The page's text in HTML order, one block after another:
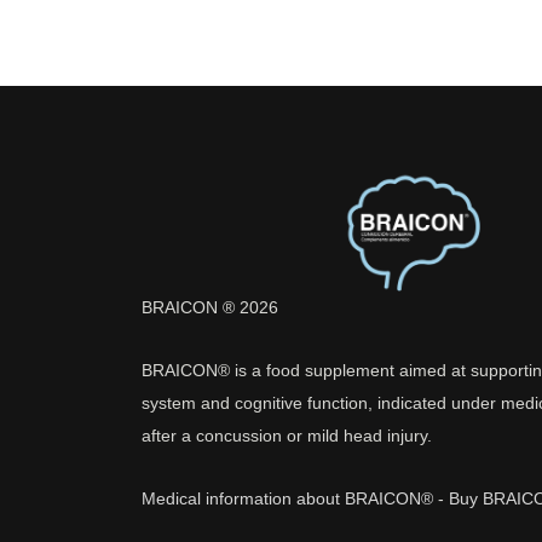
BRAICON ® 2026
BRAICON® is a food supplement aimed at
system and cognitive function, indicated under
after a concussion or mild head injury.
Medical information about BRAICON® - Buy